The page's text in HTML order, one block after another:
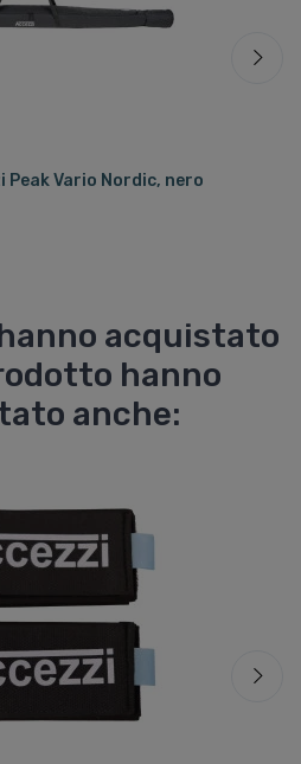
Peak Vario Nordic, nero
acquistato
hanno
anche: